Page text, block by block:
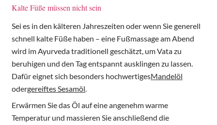
Kalte Füße müssen nicht sein
Sei es in den kälteren Jahreszeiten oder wenn Sie generell
schnell kalte Füße haben – eine Fußmassage am Abend
wird im Ayurveda traditionell geschätzt, um Vata zu
beruhigen und den Tag entspannt ausklingen zu lassen.
Dafür eignet sich besonders hochwertigesMandelöl
odergereiftes Sesamöl.
Erwärmen Sie das Öl auf eine angenehm warme
Temperatur und massieren Sie anschließend die